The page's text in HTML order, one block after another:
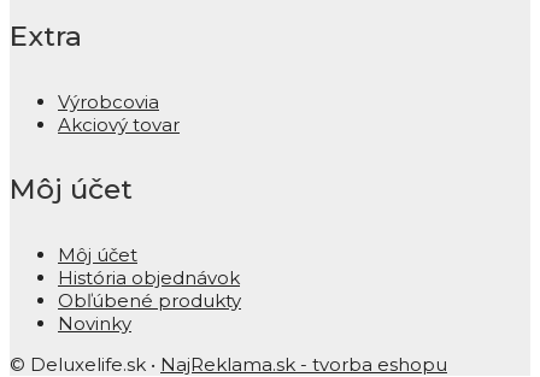
Extra
Výrobcovia
Akciový tovar
Môj účet
Môj účet
História objednávok
Obľúbené produkty
Novinky
© Deluxelife.sk • NajReklama.sk - tvorba eshopu